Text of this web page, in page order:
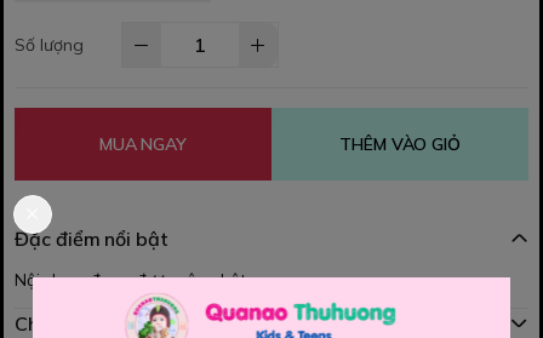
Số lượng
MUA NGAY THÊM VÀO GIỎ
Đặc điểm nổi bật
Nội dung đang được cập nhật
Chính sách mua hàng